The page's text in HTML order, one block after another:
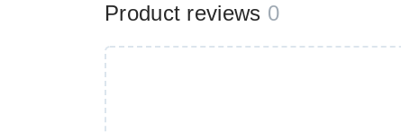
Product reviews 0